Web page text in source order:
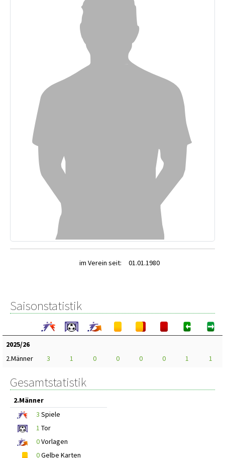
im Verein seit: 01.01.1980
Saisonstatistik
2025/26
2.Männer
3 1 0 0 0 0 1 1
Gesamtstatistik
2.Männer
3 Spiele
1 Tor
0Vorlagen
0Gelbe Karten